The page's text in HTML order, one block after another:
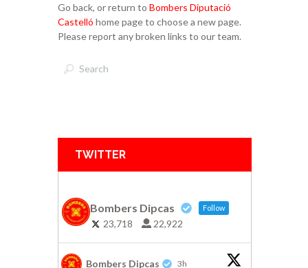
Go back, or return to Bombers Diputació
Castelló home page to choose a new page.
Please report any broken links to our team.
TWITTER
Bombers Dipcas Follow
23,718 22,922
Bombers Dipcas 3h